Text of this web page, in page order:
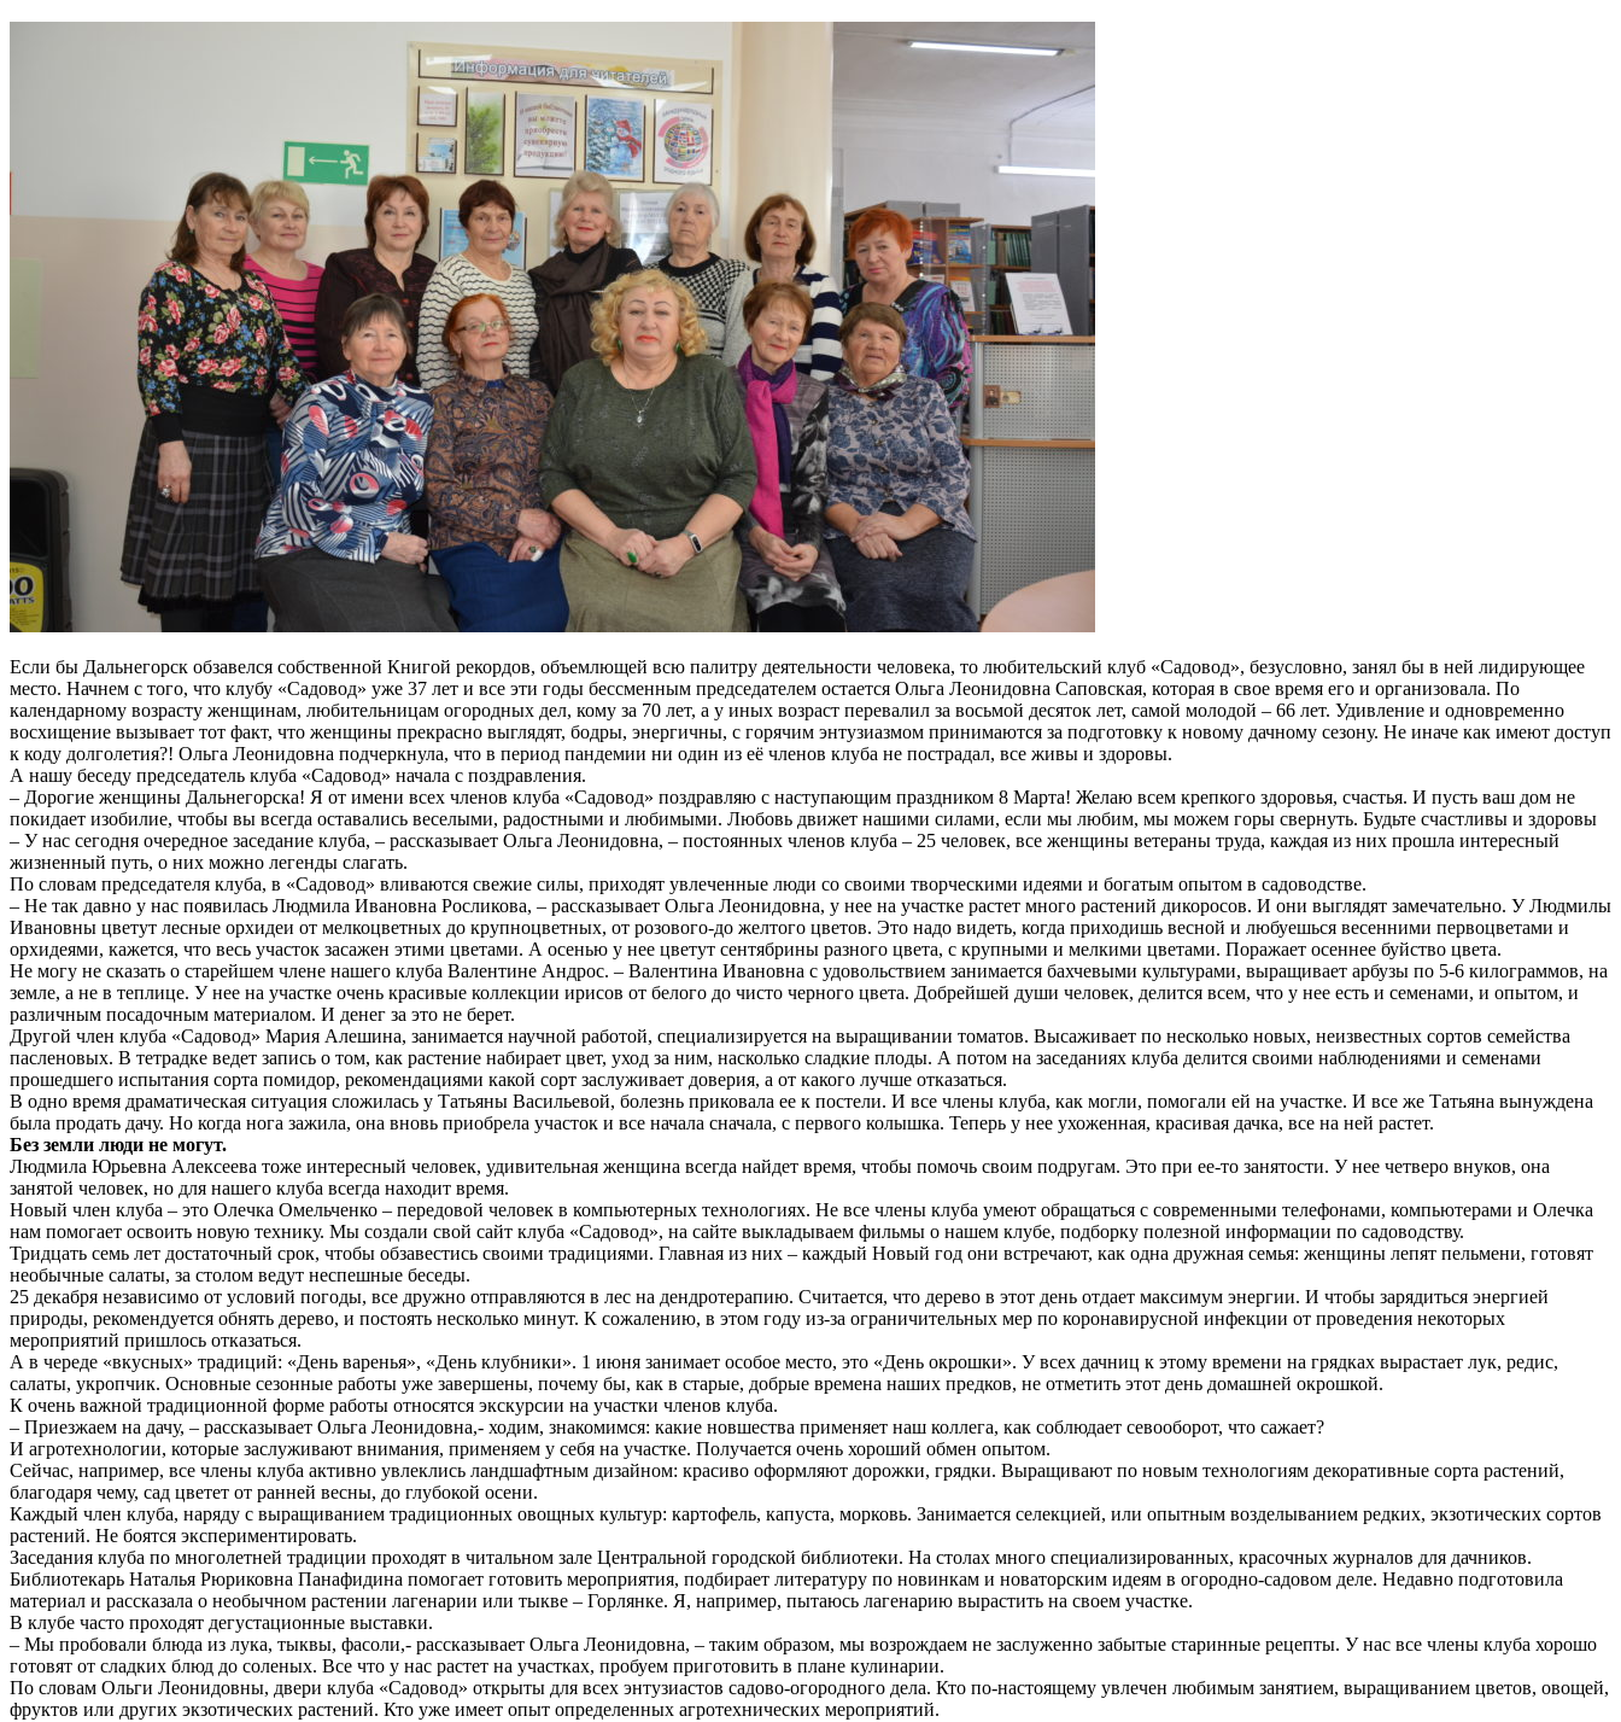
Если бы Дальнегорск обзавелся собственной Книгой рекордов, объемлющей всю палитру деятельности человека, то любительский клуб «Садовод», безусловно, занял бы в ней лидирующее
место. Начнем с того, что клубу «Садовод» уже 37 лет и все эти годы бессменным председателем остается Ольга Леонидовна Саповская, которая в свое время его и организовала. По
календарному возрасту женщинам, любительницам огородных дел, кому за 70 лет, а у иных возраст перевалил за восьмой десяток лет, самой молодой – 66 лет. Удивление и одновременно
восхищение вызывает тот факт, что женщины прекрасно выглядят, бодры, энергичны, с горячим энтузиазмом принимаются за подготовку к новому дачному сезону. Не иначе как имеют доступ
к коду долголетия?! Ольга Леонидовна подчеркнула, что в период пандемии ни один из её членов клуба не пострадал, все живы и здоровы.
А нашу беседу председатель клуба «Садовод» начала с поздравления.
– Дорогие женщины Дальнегорска! Я от имени всех членов клуба «Садовод» поздравляю с наступающим праздником 8 Марта! Желаю всем крепкого здоровья, счастья. И пусть ваш дом не
покидает изобилие, чтобы вы всегда оставались веселыми, радостными и любимыми. Любовь движет нашими силами, если мы любим, мы можем горы свернуть. Будьте счастливы и здоровы
– У нас сегодня очередное заседание клуба, – рассказывает Ольга Леонидовна, – постоянных членов клуба – 25 человек, все женщины ветераны труда, каждая из них прошла интересный
жизненный путь, о них можно легенды слагать.
По словам председателя клуба, в «Садовод» вливаются свежие силы, приходят увлеченные люди со своими творческими идеями и богатым опытом в садоводстве.
– Не так давно у нас появилась Людмила Ивановна Росликова, – рассказывает Ольга Леонидовна, у нее на участке растет много растений дикоросов. И они выглядят замечательно. У Людмилы
Ивановны цветут лесные орхидеи от мелкоцветных до крупноцветных, от розового-до желтого цветов. Это надо видеть, когда приходишь весной и любуешься весенними первоцветами и
орхидеями, кажется, что весь участок засажен этими цветами. А осенью у нее цветут сентябрины разного цвета, с крупными и мелкими цветами. Поражает осеннее буйство цвета.
Не могу не сказать о старейшем члене нашего клуба Валентине Андрос. – Валентина Ивановна с удовольствием занимается бахчевыми культурами, выращивает арбузы по 5-6 килограммов, на
земле, а не в теплице. У нее на участке очень красивые коллекции ирисов от белого до чисто черного цвета. Добрейшей души человек, делится всем, что у нее есть и семенами, и опытом, и
различным посадочным материалом. И денег за это не берет.
Другой член клуба «Садовод» Мария Алешина, занимается научной работой, специализируется на выращивании томатов. Высаживает по несколько новых, неизвестных сортов семейства
пасленовых. В тетрадке ведет запись о том, как растение набирает цвет, уход за ним, насколько сладкие плоды. А потом на заседаниях клуба делится своими наблюдениями и семенами
прошедшего испытания сорта помидор, рекомендациями какой сорт заслуживает доверия, а от какого лучше отказаться.
В одно время драматическая ситуация сложилась у Татьяны Васильевой, болезнь приковала ее к постели. И все члены клуба, как могли, помогали ей на участке. И все же Татьяна вынуждена
была продать дачу. Но когда нога зажила, она вновь приобрела участок и все начала сначала, с первого колышка. Теперь у нее ухоженная, красивая дачка, все на ней растет.
Без земли люди не могут.
Людмила Юрьевна Алексеева тоже интересный человек, удивительная женщина всегда найдет время, чтобы помочь своим подругам. Это при ее-то занятости. У нее четверо внуков, она
занятой человек, но для нашего клуба всегда находит время.
Новый член клуба – это Олечка Омельченко – передовой человек в компьютерных технологиях. Не все члены клуба умеют обращаться с современными телефонами, компьютерами и Олечка
нам помогает освоить новую технику. Мы создали свой сайт клуба «Садовод», на сайте выкладываем фильмы о нашем клубе, подборку полезной информации по садоводству.
Тридцать семь лет достаточный срок, чтобы обзавестись своими традициями. Главная из них – каждый Новый год они встречают, как одна дружная семья: женщины лепят пельмени, готовят
необычные салаты, за столом ведут неспешные беседы.
25 декабря независимо от условий погоды, все дружно отправляются в лес на дендротерапию. Считается, что дерево в этот день отдает максимум энергии. И чтобы зарядиться энергией
природы, рекомендуется обнять дерево, и постоять несколько минут. К сожалению, в этом году из-за ограничительных мер по коронавирусной инфекции от проведения некоторых
мероприятий пришлось отказаться.
А в череде «вкусных» традиций: «День варенья», «День клубники». 1 июня занимает особое место, это «День окрошки». У всех дачниц к этому времени на грядках вырастает лук, редис,
салаты, укропчик. Основные сезонные работы уже завершены, почему бы, как в старые, добрые времена наших предков, не отметить этот день домашней окрошкой.
К очень важной традиционной форме работы относятся экскурсии на участки членов клуба.
– Приезжаем на дачу, – рассказывает Ольга Леонидовна,- ходим, знакомимся: какие новшества применяет наш коллега, как соблюдает севооборот, что сажает?
И агротехнологии, которые заслуживают внимания, применяем у себя на участке. Получается очень хороший обмен опытом.
Сейчас, например, все члены клуба активно увлеклись ландшафтным дизайном: красиво оформляют дорожки, грядки. Выращивают по новым технологиям декоративные сорта растений,
благодаря чему, сад цветет от ранней весны, до глубокой осени.
Каждый член клуба, наряду с выращиванием традиционных овощных культур: картофель, капуста, морковь. Занимается селекцией, или опытным возделыванием редких, экзотических сортов
растений. Не боятся экспериментировать.
Заседания клуба по многолетней традиции проходят в читальном зале Центральной городской библиотеки. На столах много специализированных, красочных журналов для дачников.
Библиотекарь Наталья Рюриковна Панафидина помогает готовить мероприятия, подбирает литературу по новинкам и новаторским идеям в огородно-садовом деле. Недавно подготовила
материал и рассказала о необычном растении лагенарии или тыкве – Горлянке. Я, например, пытаюсь лагенарию вырастить на своем участке.
В клубе часто проходят дегустационные выставки.
– Мы пробовали блюда из лука, тыквы, фасоли,- рассказывает Ольга Леонидовна, – таким образом, мы возрождаем не заслуженно забытые старинные рецепты. У нас все члены клуба хорошо
готовят от сладких блюд до соленых. Все что у нас растет на участках, пробуем приготовить в плане кулинарии.
По словам Ольги Леонидовны, двери клуба «Садовод» открыты для всех энтузиастов садово-огородного дела. Кто по-настоящему увлечен любимым занятием, выращиванием цветов, овощей,
фруктов или других экзотических растений. Кто уже имеет опыт определенных агротехнических мероприятий.